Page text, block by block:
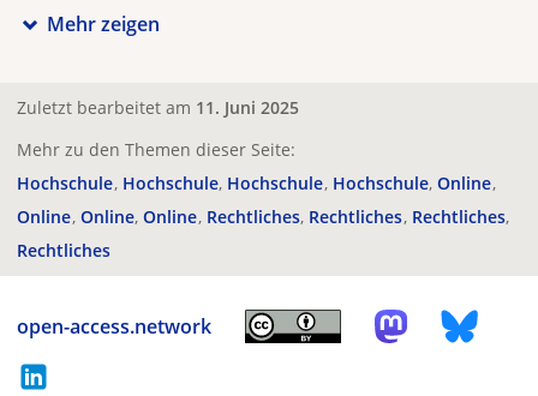
Mehr zeigen
Zuletzt bearbeitet am 11. Juni 2025
Mehr zu den Themen dieser Seite:
Hochschule Hochschule Hochschule Hochschule Online
Online Online Online Rechtliches Rechtliches Rechtliches
Rechtliches
open-access.network